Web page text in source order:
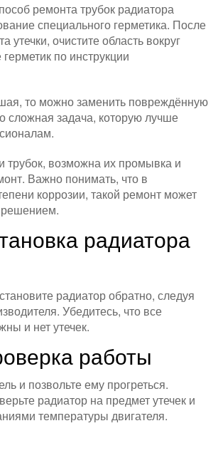
ремонта трубок радиатора
специального герметика. После
утечки, очистите область вокруг
по инструкции
то можно заменить повреждённую
сложная задача, которую лучше
трубок, возможна их промывка и
Важно понимать, что в
коррозии, такой ремонт может
радиатора
радиатор обратно, следуя
Убедитесь, что все
и нет утечек.
работы
и позвольте ему прогреться.
радиатор на предмет утечек и
температуры двигателя.